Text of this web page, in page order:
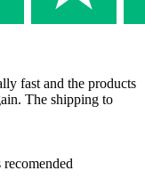
fast and the products
The shipping to